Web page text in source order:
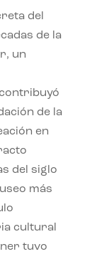
del
de la
un
de la
en
del siglo
más
cultural
tuvo